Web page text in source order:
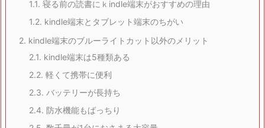
1.1. 寝る前の読書にｋindle端末がおすすめの理由
1.2. kindle端末とタブレット端末のちがい
2. kindle端末のブルーライトカット以外のメリット
2.1. kindle端末は5種類ある
2.2. 軽くて携帯に便利
2.3. バッテリーが長持ち
2.4. 防水機能もばっちり